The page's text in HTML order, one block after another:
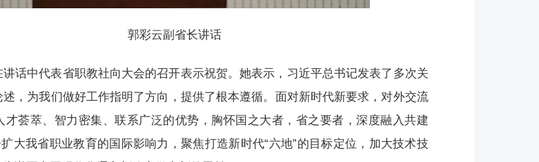
郭彩云副省长讲话
话中代表省职教社向大会的召开表示祝贺。她表示，习近平总书记发表了多次关
，为我们做好工作指明了方向，提供了根本遵循。面对新时代新要求，对外交流
才荟萃、智力密集、联系广泛的优势，胸怀国之大者，省之要者，深度融入共建
大我省职业教育的国际影响力，聚焦打造新时代“六地”的目标定位，加大技术技